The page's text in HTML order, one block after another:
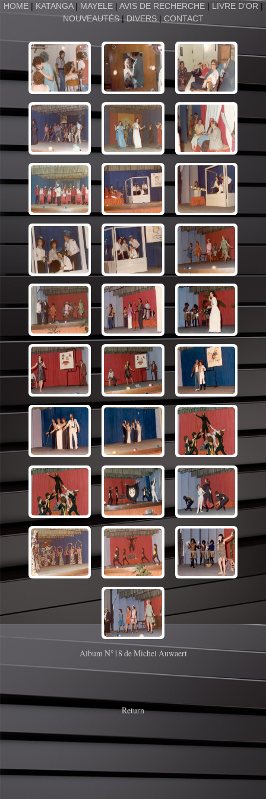
HOME | KATANGA| MAYELE| AVIS DE RECHERCHE| LIVRE D'OR |
NOUVEAUTÉS|DIVERS| CONTACT
Album N°18 de Michel Auwaert
Return